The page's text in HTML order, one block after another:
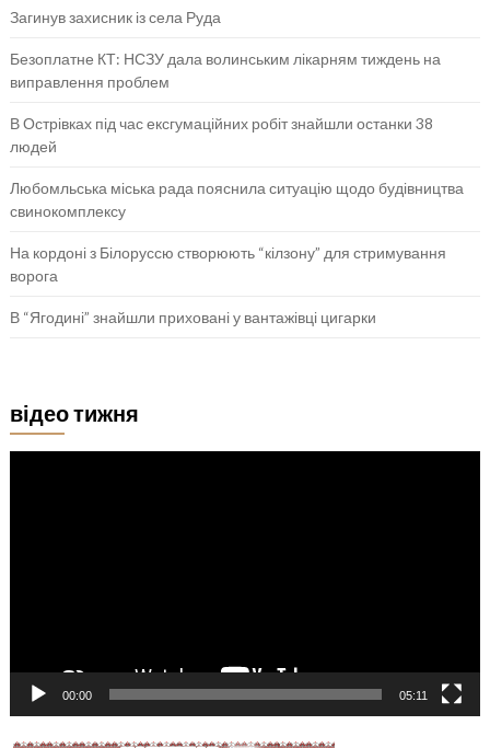
Загинув захисник із села Руда
Безоплатне КТ: НСЗУ дала волинським лікарням тиждень на
виправлення проблем
В Острівках під час ексгумаційних робіт знайшли останки 38
людей
Любомльська міська рада пояснила ситуацію щодо будівництва
свинокомплексу
На кордоні з Білоруссю створюють “кілзону” для стримування
ворога
В “Ягодині” знайшли приховані у вантажівці цигарки
відео тижня
00:00 05:11